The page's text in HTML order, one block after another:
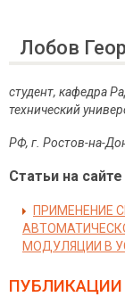
Лобов
студент, кафедра
технический
РФ, г. Ростов-на-
Статьи на
ПРИМЕНЕНИЕ
МОДУЛЯЦИИ В
ПУБЛИКАЦИИ